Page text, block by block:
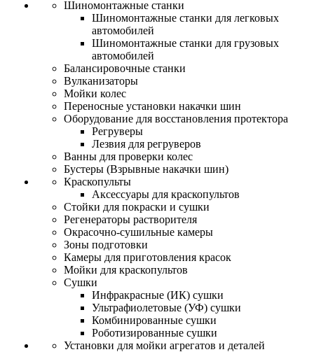
Шиномонтажные станки
Шиномонтажные станки для легковых
автомобилей
Шиномонтажные станки для грузовых
автомобилей
Балансировочные станки
Вулканизаторы
Мойки колес
Переносные установки накачки шин
Оборудование для восстановления протектора
Регруверы
Лезвия для регруверов
Ванны для проверки колес
Бустеры (Взрывные накачки шин)
Краскопульты
Аксессуары для краскопультов
Стойки для покраски и сушки
Регенераторы растворителя
Окрасочно-сушильные камеры
Зоны подготовки
Камеры для приготовления красок
Мойки для краскопультов
Сушки
Инфракрасные (ИК) сушки
Ультрафиолетовые (УФ) сушки
Комбинированные сушки
Роботизированные сушки
Установки для мойки агрегатов и деталей